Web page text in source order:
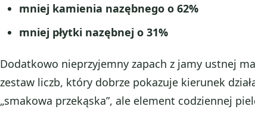
mniej kamienia nazębnego o 62%
mniej płytki nazębnej o 31%
Dodatkowo nieprzyjemny zapach z jamy ustnej
zestaw liczb, który dobrze pokazuje kierunek
„smakowa przekąska”, ale element codziennej